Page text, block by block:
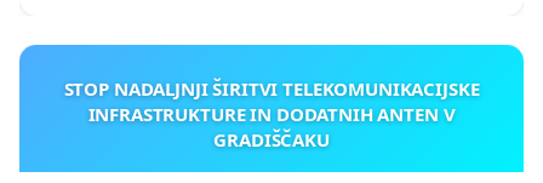
STOP NADALJNJI ŠIRITVI TELEKOMUNIKACIJSKE
INFRASTRUKTURE IN DODATNIH ANTEN V
GRADIŠČAKU